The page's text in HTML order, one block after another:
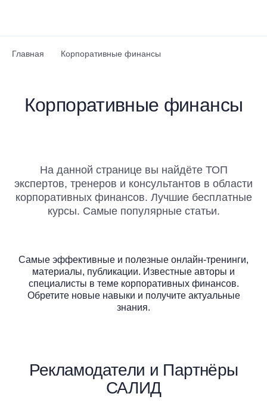
Главная Корпоративные финансы
Корпоративные финансы
На данной странице вы найдёте ТОП
экспертов, тренеров и консультантов в области
корпоративных финансов. Лучшие бесплатные
курсы. Самые популярные статьи.
Самые эффективные и полезные онлайн-тренинги,
материалы, публикации. Известные авторы и
специалисты в теме корпоративных финансов.
Обретите новые навыки и получите актуальные
знания.
Рекламодатели и Партнёры
САЛИД